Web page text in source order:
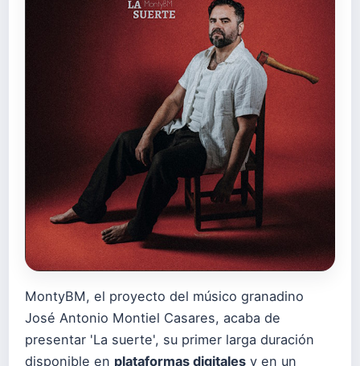
MontyBM, el proyecto del músico granadino
José Antonio Montiel Casares, acaba de
presentar 'La suerte', su primer larga duración
disponible en plataformas digitales y en un